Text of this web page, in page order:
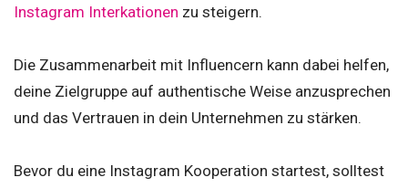
Instagram Interkationen zu steigern.
Die Zusammenarbeit mit Influencern kann dabei helfen,
deine Zielgruppe auf authentische Weise anzusprechen
und das Vertrauen in dein Unternehmen zu stärken.
Bevor du eine Instagram Kooperation startest, solltest